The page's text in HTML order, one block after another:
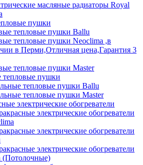
масляные радиаторы Royal
пушки
тепловые пушки Ballu
тепловые пушки Neoclima ,в
в Перми,Отличная цена,Гарантия 3
тепловые пушки Master
тепловые пушки
тепловые пушки Ballu
тепловые пушки Master
электрические обогреватели
электрические обогреватели
электрические обогреватели
электрические обогреватели
(Потолочные)